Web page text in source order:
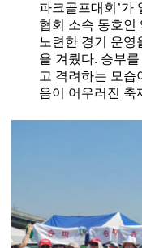
파크골프대회’가
협회 소속 동호인
노련한 경기 운영
을 겨뤘다. 승부
고 격려하는 모습
음이 어우러진 축